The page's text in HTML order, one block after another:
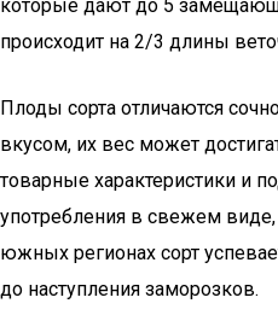
которые дают до 5
происходит на 2/3 длины
Плоды сорта отличаются
вкусом, их вес может
товарные характеристики и
употребления в свежем виде,
южных регионах сорт
до наступления заморозков.